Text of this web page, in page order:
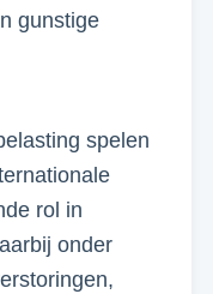
gunstige
spelen
rol in
onder